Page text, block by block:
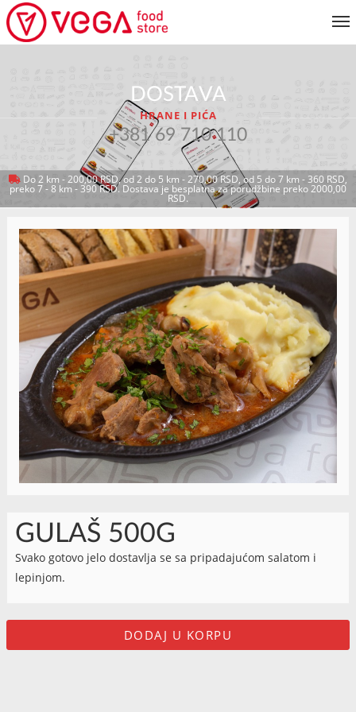
KORISNIČKI SERVISDOSTAVA
HRANE I PIĆA
+381 69 710 110
Do 2 km - 200,00 RSD, od 2 do 5 km - 270,00 RSD, od 5 do 7 km - 360 RSD,
preko 7 - 8 km - 390 RSD. Dostava je besplatna za porudžbine preko 2000,00
RSD.
VRATI SE NA JELOVNIK
GULAŠ 500G
Svako gotovo jelo dostavlja se sa pripadajućom salatom i
lepinjom.
DODAJ U KORPU